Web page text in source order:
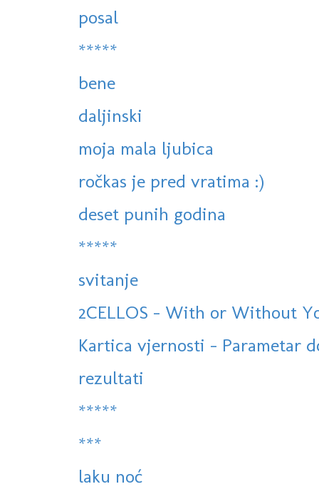
posal
*****
bene
daljinski
moja mala ljubica
ročkas je pred vratima :)
deset punih godina
*****
svitanje
2CELLOS - With or Without
Kartica vjernosti - Parametar
rezultati
*****
***
laku noć